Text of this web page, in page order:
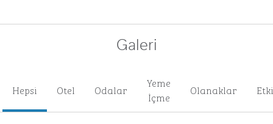
Galeri
Hepsi Otel Odalar
Yeme
İçme
Olanaklar